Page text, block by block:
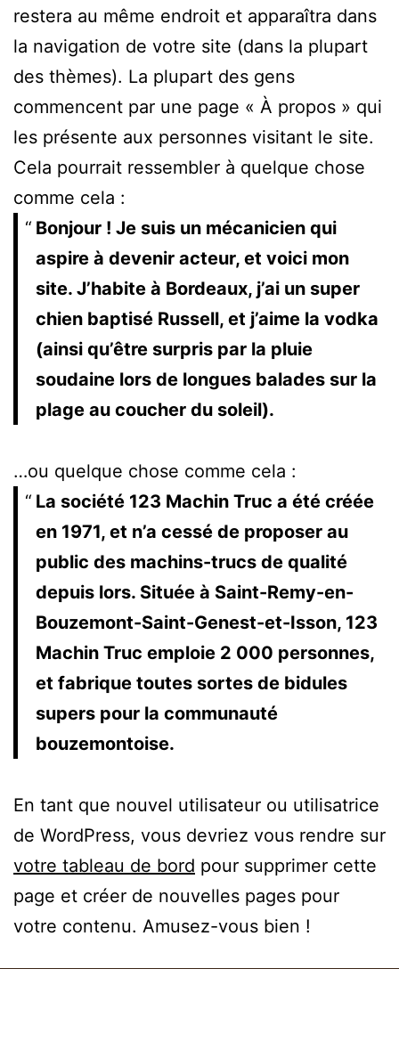
restera au même endroit et apparaîtra dans
la navigation de votre site (dans la plupart
des thèmes). La plupart des gens
commencent par une page « À propos » qui
les présente aux personnes visitant le site.
Cela pourrait ressembler à quelque chose
comme cela :
Bonjour ! Je suis un mécanicien qui
aspire à devenir acteur, et voici mon
site. J’habite à Bordeaux, j’ai un super
chien baptisé Russell, et j’aime la vodka
(ainsi qu’être surpris par la pluie
soudaine lors de longues balades sur la
plage au coucher du soleil).
…ou quelque chose comme cela :
La société 123 Machin Truc a été créée
en 1971, et n’a cessé de proposer au
public des machins-trucs de qualité
depuis lors. Située à Saint-Remy-en-
Bouzemont-Saint-Genest-et-Isson, 123
Machin Truc emploie 2 000 personnes,
et fabrique toutes sortes de bidules
supers pour la communauté
bouzemontoise.
En tant que nouvel utilisateur ou utilisatrice
de WordPress, vous devriez vous rendre sur
votre tableau de bord pour supprimer cette
page et créer de nouvelles pages pour
votre contenu. Amusez-vous bien !